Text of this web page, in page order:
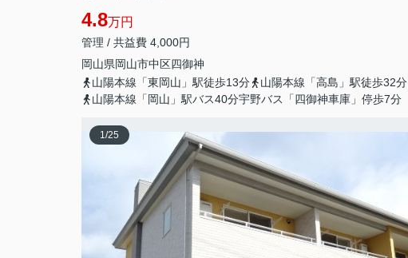
4.8万円
管理 / 共益費 4,000円
岡山県岡山市中区四御神
山陽本線「東岡山」駅徒歩13分
山陽本線「高島」駅徒歩32分
山陽本線「岡山」駅バス40分宇野バス「四御神車庫」停歩7分
1/25